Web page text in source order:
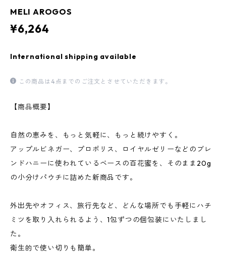
MELI AROGOS
¥6,264
International shipping available
この商品は4点までのご注文とさせていただきます。
【商品概要】
自然の恵みを、もっと気軽に、もっと続けやすく。
アップルビネガー、プロポリス、ロイヤルゼリーなどのブレ
ンドハニーに使われているベースの百花蜜を、そのまま20g
の小分けパウチに詰めた新商品です。
外出先やオフィス、旅行先など、どんな場所でも手軽にハチ
ミツを取り入れられるよう、1包ずつの個包装にいたしまし
た。
衛生的で使い切りも簡単。